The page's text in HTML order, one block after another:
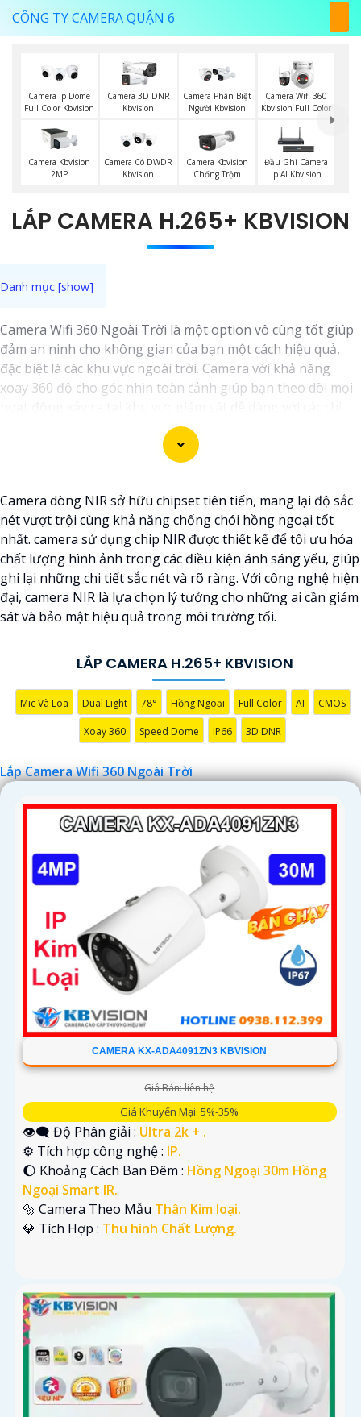
CÔNG TY CAMERA QUẬN 6
Camera Ip Dome
Full Color Kbvision
Camera 3D DNR
Kbvision
Camera Phân Biệt
Người Kbvision
Camera Wifi 360
Kbvision Full Color
Camera Kbvision
2MP
Camera Có DWDR
Kbvision
Camera Kbvision
Chống Trộm
Đầu Ghi Camera
Ip AI Kbvision
LẮP CAMERA H.265+ KBVISION
Camera Wifi 360 Ngoài Trời là một option vô cùng tốt giúp
đảm an ninh cho không gian của bạn một cách hiệu quả,
đặc biệt là các khu vực ngoài trời. Camera với khả năng
xoay 360 độ cho góc nhìn toàn cảnh giúp bạn theo dõi mọi
tiết trong khung hình sẽ được thể hiện rõ ràng.
Camera được thiết kế chắc chắn, chống nước và chống bụi
tiết. ️Với camera wifi 360 ngoài trời, bạn có thể yên tâm mà
không cần lo lắng về việc bị xâm nhập hoặc mất trội tài sản.
Camera dòng NIR sở hữu chipset tiên tiến, mang lại độ sắc
nét vượt trội cùng khả năng chống chói hồng ngoại tốt
nhất. camera sử dụng chip NIR được thiết kế để tối ưu hóa
chất lượng hình ảnh trong các điều kiện ánh sáng yếu, giúp
ghi lại những chi tiết sắc nét và rõ ràng. Với công nghệ hiện
đại, camera NIR là lựa chọn lý tưởng cho những ai cần giám
sát và bảo mật hiệu quả trong môi trường tối.
LẮP CAMERA H.265+ KBVISION
Mic Và Loa Dual Light 78° Hồng Ngoại Full Color AI CMOS
Xoay 360 Speed Dome IP66 3D DNR
Lắp Camera Wifi 360 Ngoài Trời
CAMERA KX-ADA4091ZN3 KBVISION
Giá Bán: liên hệ
Giá Khuyến Mại: 5%-35%
👁️‍🗨 Độ Phân giải : Ultra 2k + .
⚙ Tích hợp công nghệ : IP.
🌔 Khoảng Cách Ban Đêm : Hồng Ngoại 30m Hồng
Ngoại Smart IR.
🔩 Camera Theo Mẫu Thân Kim loại.
️💎 Tích Hợp : Thu hình Chất Lượng.